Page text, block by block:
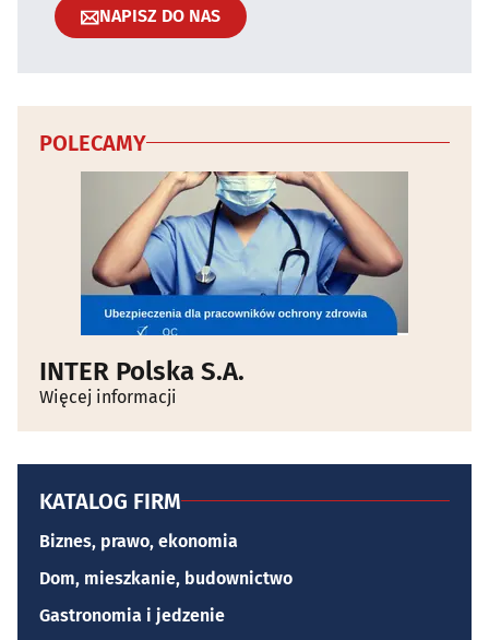
NAPISZ DO NAS
POLECAMY
INTER Polska S.A.
Więcej informacji
KATALOG FIRM
Biznes, prawo, ekonomia
Dom, mieszkanie, budownictwo
Gastronomia i jedzenie